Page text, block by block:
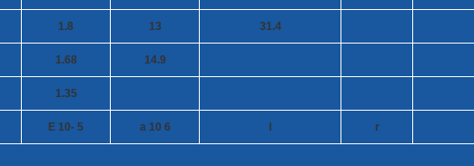
1.8 13 31.4
1.68 14.9
1.35
E 10- 5 a 10 6 l r